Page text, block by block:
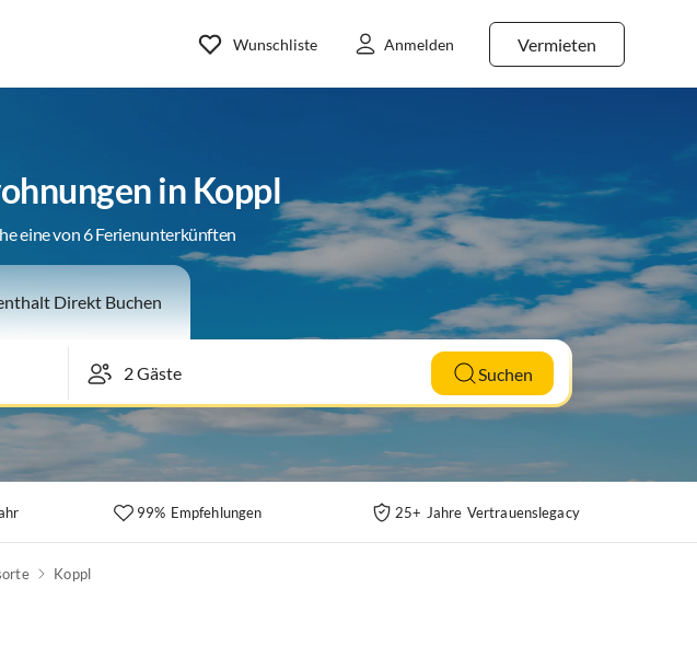
Vermieten
Wunschliste Anmelden
in Koppl
eine von 6 Ferienunterkünften
Direkt Buchen
Suchen
99% Empfehlungen 25+ Jahre Vertrauenslegacy
Koppl